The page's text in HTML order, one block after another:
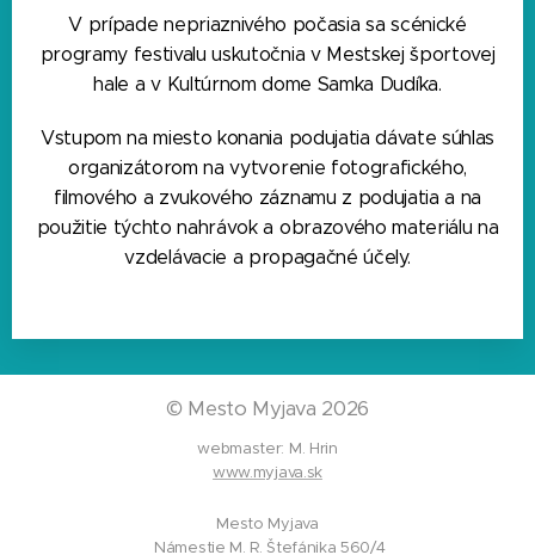
V prípade nepriaznivého počasia sa scénické
programy festivalu uskutočnia v Mestskej športovej
hale a v Kultúrnom dome Samka Dudíka.
Vstupom na miesto konania podujatia dávate súhlas
organizátorom na vytvorenie fotografického,
filmového a zvukového záznamu z podujatia a na
použitie týchto nahrávok a obrazového materiálu na
vzdelávacie a propagačné účely.
© Mesto Myjava 2026
webmaster: M. Hrin
www.myjava.sk
Mesto Myjava
Námestie M. R. Štefánika 560/4